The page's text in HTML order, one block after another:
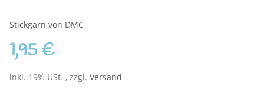
Stickgarn von DMC
1,95 €
inkl. 19% USt. , zzgl. Versand